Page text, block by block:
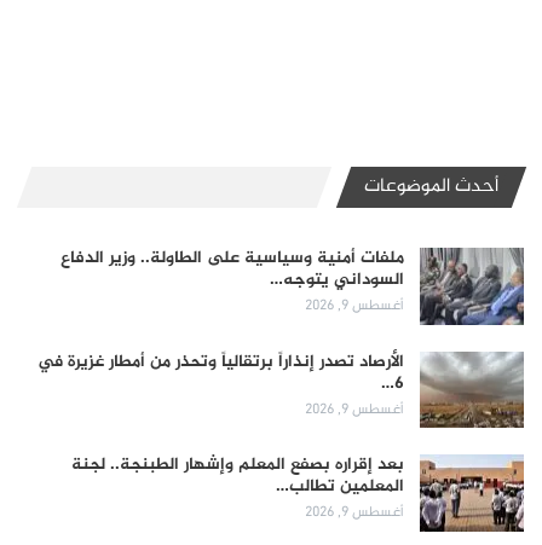
أحدث الموضوعات
ملفات أمنية وسياسية على الطاولة.. وزير الدفاع
السوداني يتوجه…
أغسطس 9, 2026
الأرصاد تصدر إنذاراً برتقالياً وتحذر من أمطار غزيرة في
6…
أغسطس 9, 2026
بعد إقراره بصفع المعلم وإشهار الطبنجة.. لجنة
المعلمين تطالب…
أغسطس 9, 2026